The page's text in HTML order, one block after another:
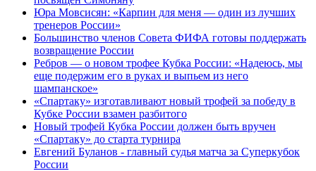
Юра Мовсисян: «Карпин для меня — один из лучших
тренеров России»
Большинство членов Совета ФИФА готовы поддержать
возвращение России
Ребров — о новом трофее Кубка России: «Надеюсь, мы
еще подержим его в руках и выпьем из него
шампанское»
«Спартаку» изготавливают новый трофей за победу в
Кубке России взамен разбитого
Новый трофей Кубка России должен быть вручен
«Спартаку» до старта турнира
Евгений Буланов - главный судья матча за Суперкубок
России